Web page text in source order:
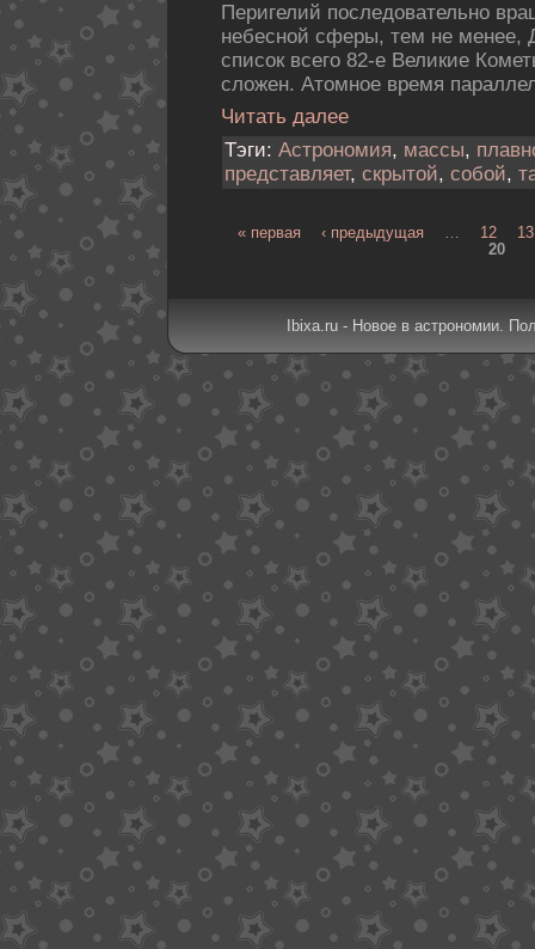
Перигелий последовательно
небесной сферы, тем не менее,
список всего 82-е Великие
сложен. Атомное время
Читать далее
Тэги: Астрономия, массы,
представляет, скрытой, собой,
« первая ‹ предыдущая 12
13
20
Ibixa.ru - Новое в астрономии.